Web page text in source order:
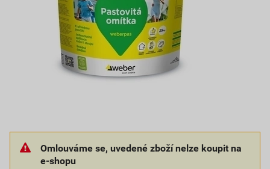
Omlouváme se, uvedené zboží nelze koupit na
e-shopu